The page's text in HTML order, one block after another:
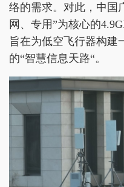
络的需求。对此，中国
网、专用”为核心的
旨在为低空飞行器构建
的“智慧信息天路“。